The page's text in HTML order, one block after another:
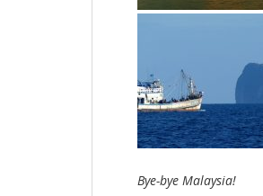
Bye-bye Malaysia!